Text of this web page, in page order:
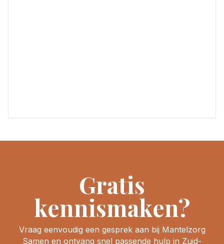
Gratis
kennismaken?
Vraag eenvoudig een gesprek aan bij Mantelzorg
Samen en ontvang snel passende hulp in Zuid-